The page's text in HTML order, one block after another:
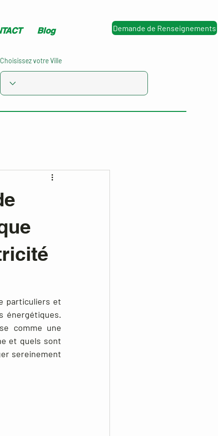
Blog Demande de Renseignements
Choisissez votre Ville
particuliers et
énergétiques.
comme une
et quels sont
sereinement